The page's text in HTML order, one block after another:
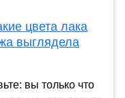
цвета лака
выглядела
вы только что